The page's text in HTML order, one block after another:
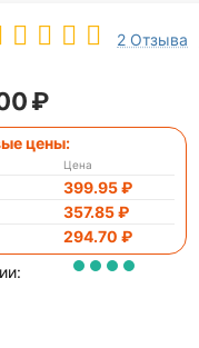
2 Отзыва
₽
цены:
Цена
399.95₽
357.85₽
294.70 ₽